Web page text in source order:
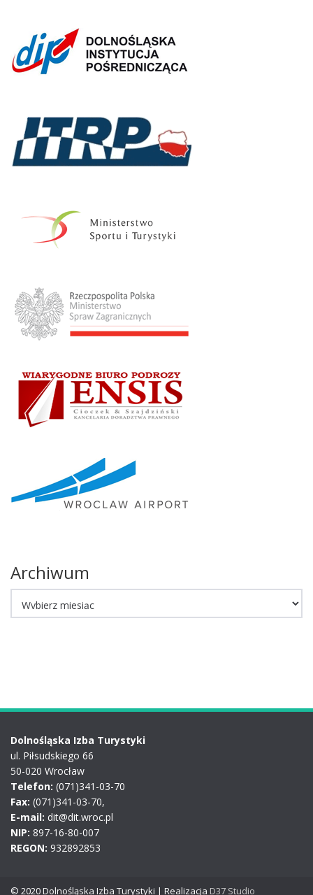
Archiwum
Dolnośląska Izba Turystyki
ul. Piłsudskiego 66
50-020 Wrocław
Telefon: (071)341-03-70
Fax: (071)341-03-70,
E-mail: dit@dit.wroc.pl
NIP: 897-16-80-007
REGON: 932892853
© 2020 Dolnośląska Izba Turystyki | Realizacja D37 Studio